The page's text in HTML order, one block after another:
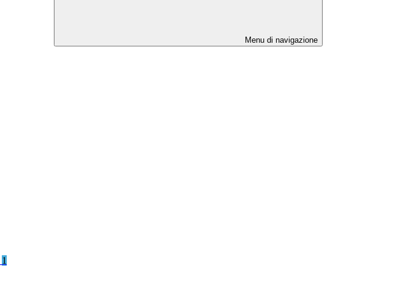
Menu di navigazione
1